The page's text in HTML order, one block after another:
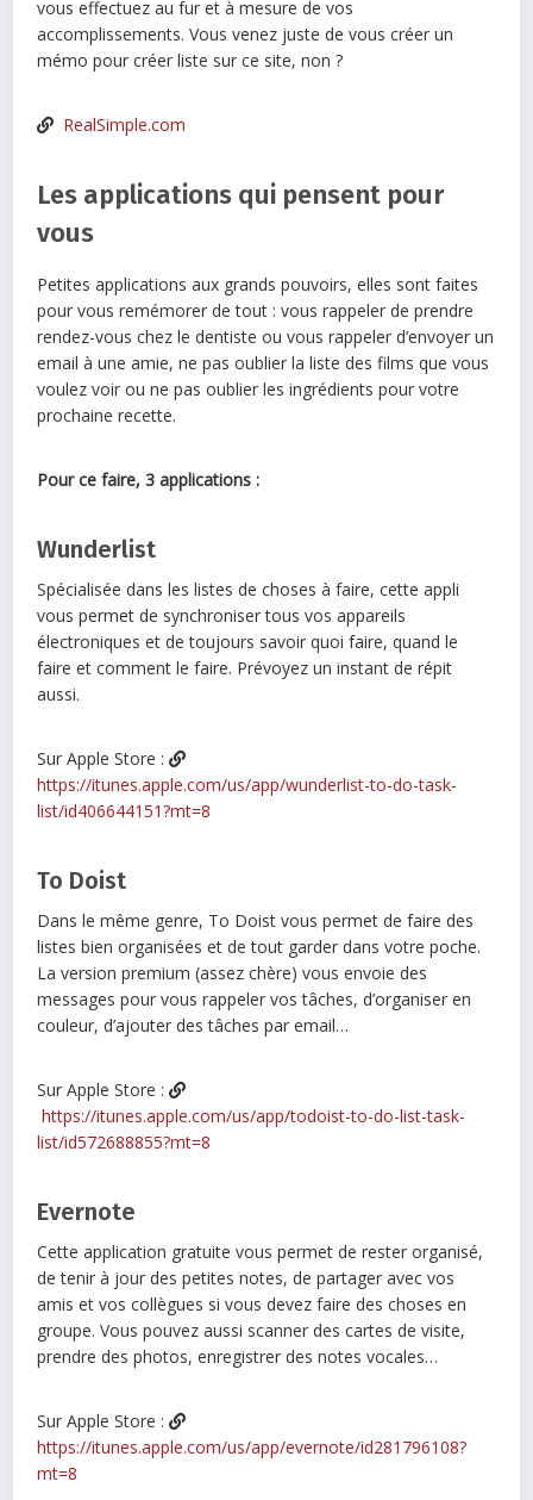
vous effectuez au fur et à mesure de vos
accomplissements. Vous venez juste de vous créer un
mémo pour créer liste sur ce site, non ?
RealSimple.com
Les applications qui pensent pour
vous
Petites applications aux grands pouvoirs, elles sont faites
pour vous remémorer de tout : vous rappeler de prendre
rendez-vous chez le dentiste ou vous rappeler d’envoyer un
email à une amie, ne pas oublier la liste des films que vous
voulez voir ou ne pas oublier les ingrédients pour votre
prochaine recette.
Pour ce faire, 3 applications :
Wunderlist
Spécialisée dans les listes de choses à faire, cette appli
vous permet de synchroniser tous vos appareils
électroniques et de toujours savoir quoi faire, quand le
faire et comment le faire. Prévoyez un instant de répit
aussi.
Sur Apple Store :
https://itunes.apple.com/us/app/wunderlist-to-do-task-
list/id406644151?mt=8
To Doist
Dans le même genre, To Doist vous permet de faire des
listes bien organisées et de tout garder dans votre poche.
La version premium (assez chère) vous envoie des
messages pour vous rappeler vos tâches, d’organiser en
couleur, d’ajouter des tâches par email…
Sur Apple Store :
https://itunes.apple.com/us/app/todoist-to-do-list-task-
list/id572688855?mt=8
Evernote
Cette application gratuite vous permet de rester organisé,
de tenir à jour des petites notes, de partager avec vos
amis et vos collègues si vous devez faire des choses en
groupe. Vous pouvez aussi scanner des cartes de visite,
prendre des photos, enregistrer des notes vocales…
Sur Apple Store :
https://itunes.apple.com/us/app/evernote/id281796108?
mt=8